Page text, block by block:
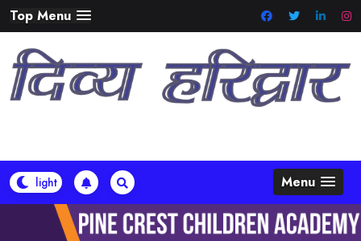
Skip
to
content
Top Menu
Menu